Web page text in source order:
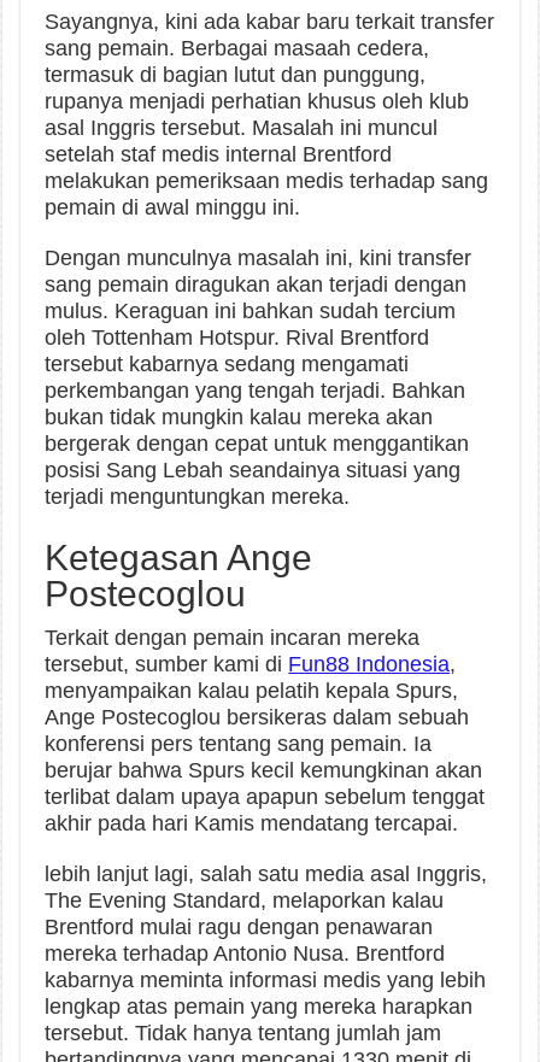
Sayangnya, kini ada kabar baru terkait transfer
sang pemain. Berbagai masaah cedera,
termasuk di bagian lutut dan punggung,
rupanya menjadi perhatian khusus oleh klub
asal Inggris tersebut. Masalah ini muncul
setelah staf medis internal Brentford
melakukan pemeriksaan medis terhadap sang
pemain di awal minggu ini.
Dengan munculnya masalah ini, kini transfer
sang pemain diragukan akan terjadi dengan
mulus. Keraguan ini bahkan sudah tercium
oleh Tottenham Hotspur. Rival Brentford
tersebut kabarnya sedang mengamati
perkembangan yang tengah terjadi. Bahkan
bukan tidak mungkin kalau mereka akan
bergerak dengan cepat untuk menggantikan
posisi Sang Lebah seandainya situasi yang
terjadi menguntungkan mereka.
Ketegasan Ange
Postecoglou
Terkait dengan pemain incaran mereka
tersebut, sumber kami di Fun88 Indonesia,
menyampaikan kalau pelatih kepala Spurs,
Ange Postecoglou bersikeras dalam sebuah
konferensi pers tentang sang pemain. Ia
berujar bahwa Spurs kecil kemungkinan akan
terlibat dalam upaya apapun sebelum tenggat
akhir pada hari Kamis mendatang tercapai.
lebih lanjut lagi, salah satu media asal Inggris,
The Evening Standard, melaporkan kalau
Brentford mulai ragu dengan penawaran
mereka terhadap Antonio Nusa. Brentford
kabarnya meminta informasi medis yang lebih
lengkap atas pemain yang mereka harapkan
tersebut. Tidak hanya tentang jumlah jam